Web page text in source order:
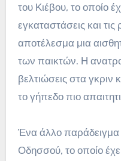
του Κιέβου, το οποίο
εγκαταστάσεις και
αποτέλεσμα μια
των παικτών. Η
βελτιώσεις στα γκριν
το γήπεδο πιο
Ένα άλλο παράδειγμα
Οδησσού, το οποίο